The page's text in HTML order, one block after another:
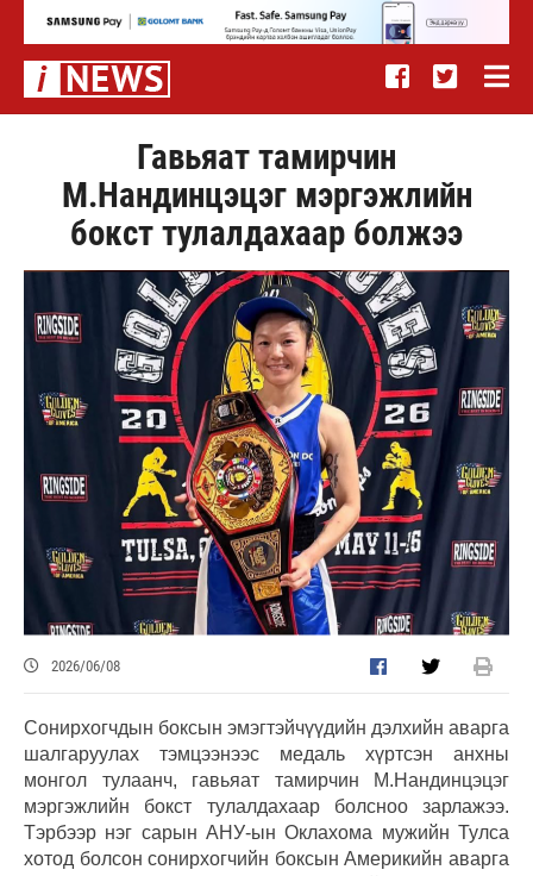
Гавьяат тамирчин
М.Нандинцэцэг мэргэжлийн
бокст тулалдахаар болжээ
2026/06/08
Сонирхогчдын боксын эмэгтэйчүүдийн дэлхийн аварга
шалгаруулах тэмцээнээс медаль хүртсэн анхны
монгол тулаанч, гавьяат тамирчин М.Нандинцэцэг
мэргэжлийн бокст тулалдахаар болсноо зарлажээ.
Тэрбээр нэг сарын АНУ-ын Оклахома мужийн Тулса
хотод болсон сонирхогчийн боксын Америкийн аварга